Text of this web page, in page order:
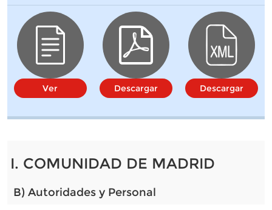
Ver Descargar Descargar
I. COMUNIDAD DE MADRID
B) Autoridades y Personal